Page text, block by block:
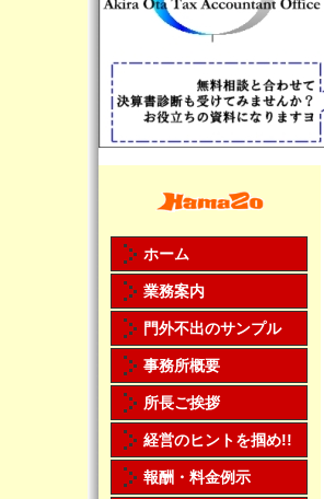
ホーム
業務案内
門外不出のサンプル
事務所概要
所長ご挨拶
経営のヒントを掴め!!
報酬・料金例示